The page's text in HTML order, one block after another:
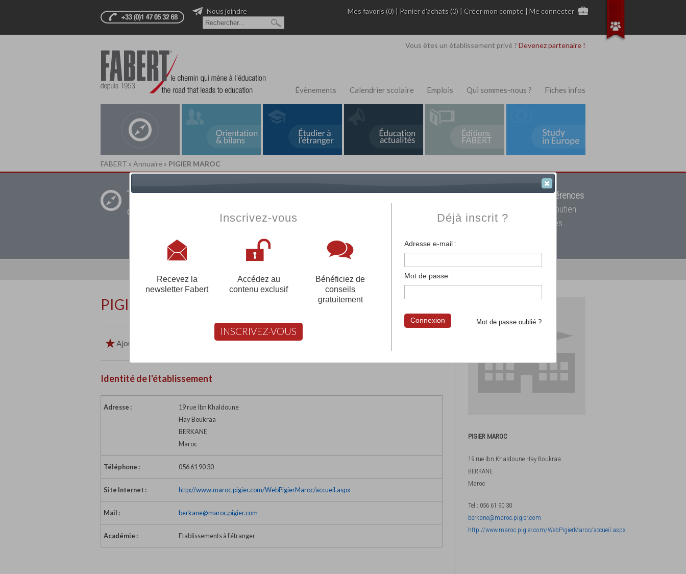
Mes favoris (0) | Panier d'achats (0) |Créer mon compte |Me connecter
Nous joindre
Vous êtes un établissement privé ? Devenez partenaire !
Évènements Calendrier scolaire Emplois Qui sommes-nous ? Fiches infos
FABERT » Annuaire » PIGIER MAROC
Trouver un
établissement privé
L'Annuaire de rechercheFabert.comvous permet de trouver parmi12908 références
votre établissement privé, du primaire au supérieur, mais aussi des cours de soutien
scolaire et des cours à distance. Ce moteur regroupe toutes les écoles privées
Loguez-vous, créez votre compte pour être accompagné gratuitement dans votre recherche d'école
PIGIER MAROC
Ajouter aux favoris Imprimer Retour
Identité de l'établissement
Adresse :
19 rue Ibn Khaldoune
Hay Boukraa
BERKANE
Maroc
Téléphone : 056 61 90 30
Site Internet : http://www.maroc.pigier.com/WebPigierMaroc/accueil.aspx
Mail : berkane@maroc.pigier.com
Académie : Etablissements à l'étranger
PIGIER MAROC
19 rue Ibn Khaldoune Hay Boukraa
BERKANE
Maroc
Tel : 056 61 90 30
berkane@maroc.pigier.com
http://www.maroc.pigier.com/WebPigierMaroc/accueil.aspx
Inscrivez-vous
Recevez la
newsletter Fabert
Accédez au
contenu exclusif
Bénéficiez de
conseils
gratuitement
INSCRIVEZ-VOUS
Déjà inscrit ?
Adresse e-mail :
Mot de passe :
Mot de passe oublié ?
Connexion